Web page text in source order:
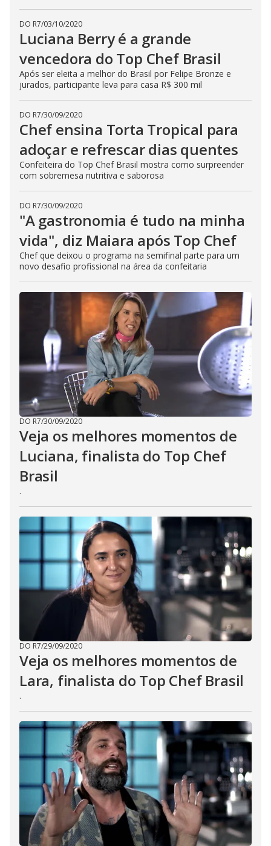
DO R7/03/10/2020
Luciana Berry é a grande
vencedora do Top Chef Brasil
Após ser eleita a melhor do Brasil por Felipe Bronze e
jurados, participante leva para casa R$ 300 mil
DO R7/30/09/2020
Chef ensina Torta Tropical para
adoçar e refrescar dias quentes
Confeiteira do Top Chef Brasil mostra como surpreender
com sobremesa nutritiva e saborosa
DO R7/30/09/2020
"A gastronomia é tudo na minha
vida", diz Maiara após Top Chef
Chef que deixou o programa na semifinal parte para um
novo desafio profissional na área da confeitaria
DO R7/30/09/2020
Veja os melhores momentos de
Luciana, finalista do Top Chef
Brasil
.
DO R7/29/09/2020
Veja os melhores momentos de
Lara, finalista do Top Chef Brasil
.